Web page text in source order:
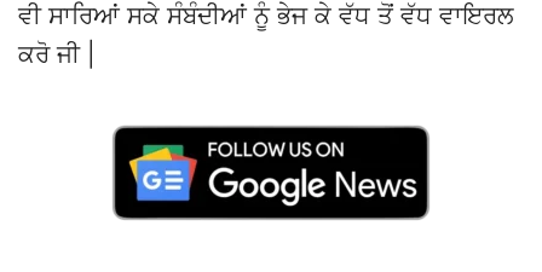
ਵੀ ਸਾਰਿਆਂ ਸਕੇ ਸੰਬੰਦੀਆਂ ਨੂੰ ਭੇਜ ਕੇ ਵੱਧ ਤੋਂ ਵੱਧ ਵਾਇਰਲ
ਕਰੋ ਜੀ |